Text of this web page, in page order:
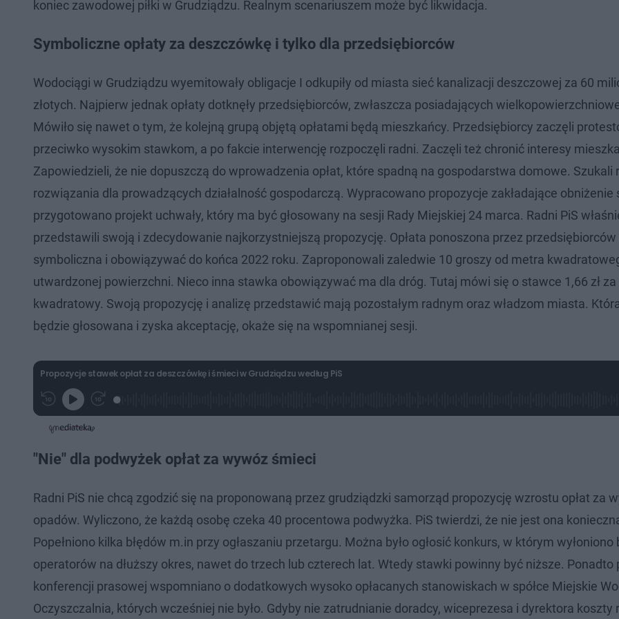
koniec zawodowej piłki w Grudziądzu. Realnym scenariuszem może być likwidacja.
Symboliczne opłaty za deszczówkę i tylko dla przedsiębiorców
Wodociągi w Grudziądzu wyemitowały obligacje I odkupiły od miasta sieć kanalizacji deszczowej za 60
złotych. Najpierw jednak opłaty dotknęły przedsiębiorców, zwłaszcza posiadających
Mówiło się nawet o tym, że kolejną grupą objętą opłatami będą mieszkańcy. Przedsiębiorcy zaczęli
przeciwko wysokim stawkom, a po fakcie interwencję rozpoczęli radni. Zaczęli też chronić interesy
Zapowiedzieli, że nie dopuszczą do wprowadzenia opłat, które spadną na gospodarstwa domowe. Szukali
rozwiązania dla prowadzących działalność gospodarczą. Wypracowano propozycje zakładające obniżenie
przygotowano projekt uchwały, który ma być głosowany na sesji Rady Miejskiej 24 marca. Radni PiS
przedstawili swoją i zdecydowanie najkorzystniejszą propozycję. Opłata ponoszona przez
symboliczna i obowiązywać do końca 2022 roku. Zaproponowali zaledwie 10 groszy od metra
utwardzonej powierzchni. Nieco inna stawka obowiązywać ma dla dróg. Tutaj mówi się o stawce 1,66 zł
kwadratowy. Swoją propozycję i analizę przedstawić mają pozostałym radnym oraz władzom miasta.
będzie głosowana i zyska akceptację, okaże się na wspomnianej sesji.
Propozycje stawek opłat za deszczówkę i śmieci w Grudziądzu według PiS
G
r
a
j
P
z
e
w
1
o
u
u
z
1
o
r
o
d
u
L
o
a
1
%
"Nie" dla podwyżek opłat za wywóz śmieci
Radni PiS nie chcą zgodzić się na proponowaną przez grudziądzki samorząd propozycję wzrostu opłat za
opadów. Wyliczono, że każdą osobę czeka 40 procentowa podwyżka. PiS twierdzi, że nie jest ona
Popełniono kilka błędów m.in przy ogłaszaniu przetargu. Można było ogłosić konkurs, w którym wyłoniono
operatorów na dłuższy okres, nawet do trzech lub czterech lat. Wtedy stawki powinny być niższe. Ponadto
konferencji prasowej wspomniano o dodatkowych wysoko opłacanych stanowiskach w spółce Miejskie
Oczyszczalnia, których wcześniej nie było. Gdyby nie zatrudnianie doradcy, wiceprezesa i dyrektora koszty